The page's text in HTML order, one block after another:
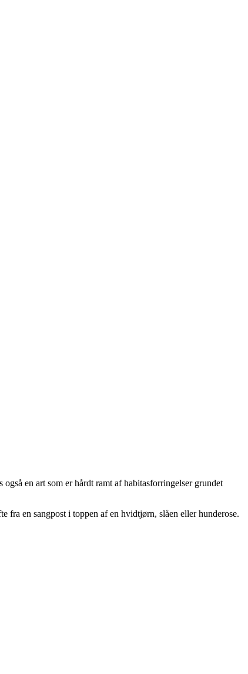
en art som er hårdt ramt af habitasforringelser grundet
fra en sangpost i toppen af en hvidtjørn, slåen eller hunderose.